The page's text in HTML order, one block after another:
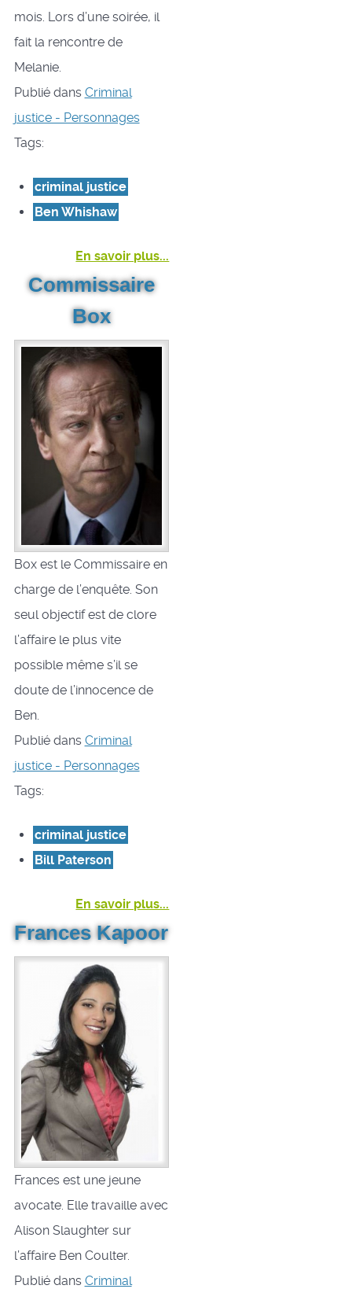
mois. Lors d’une soirée, il
fait la rencontre de
Melanie.
Publié dans Criminal
justice - Personnages
Tags:
criminal justice
Ben Whishaw
En savoir plus...
Commissaire
Box
Box est le Commissaire en
charge de l’enquête. Son
seul objectif est de clore
l’affaire le plus vite
possible même s’il se
doute de l’innocence de
Ben.
Publié dans Criminal
justice - Personnages
Tags:
criminal justice
Bill Paterson
En savoir plus...
Frances Kapoor
Frances est une jeune
avocate. Elle travaille avec
Alison Slaughter sur
l’affaire Ben Coulter.
Publié dans Criminal